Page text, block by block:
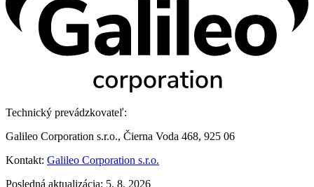
Technický prevádzkovateľ:
Galileo Corporation s.r.o., Čierna Voda 468, 925 06
Kontakt: Galileo Corporation s.r.o.
Posledná aktualizácia: 5. 8. 2026